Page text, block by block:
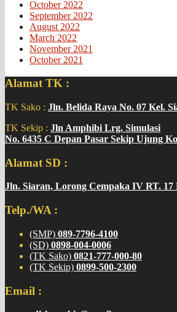
October 2022
September 2022
August 2022
March 2022
November 2021
October 2021
Alamat TK :
TK Sako : Jln. Belida Raya No. 07 Kel.
TK Sekip : Jln Amphibi Lrg. Simulasi
No. 6435 C Depan Pasar Sekip Ujung
Alamat SD :
Jln. Siaran, Lorong Cempaka IV RT. 17
Telp./WA :
(SMP) 089-7796-4100
(SD) 0898-004-0006
(TK Sako) 0821-777-000-80
(TK Sekip) 0899-500-2300
Email :